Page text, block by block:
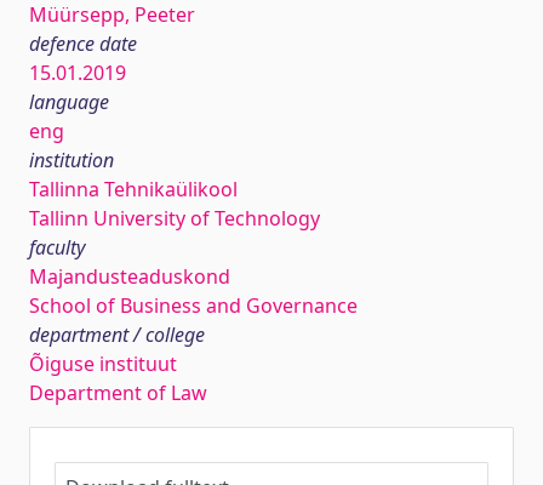
Müürsepp, Peeter
defence date
15.01.2019
language
eng
institution
Tallinna Tehnikaülikool
Tallinn University of Technology
faculty
Majandusteaduskond
School of Business and Governance
department / college
Õiguse instituut
Department of Law